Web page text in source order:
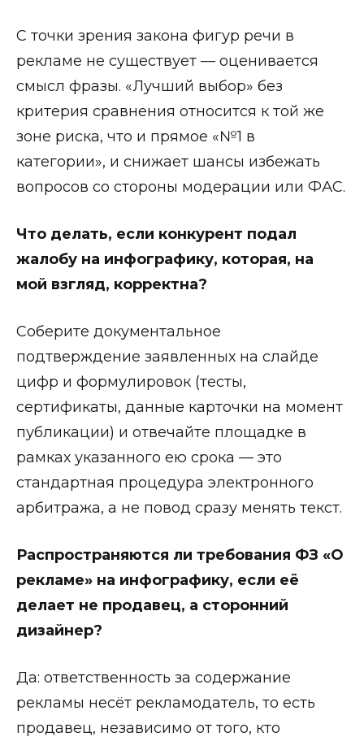
С точки зрения закона фигур речи в
рекламе не существует — оценивается
смысл фразы. «Лучший выбор» без
критерия сравнения относится к той же
зоне риска, что и прямое «№1 в
категории», и снижает шансы избежать
вопросов со стороны модерации или ФАС.
Что делать, если конкурент подал
жалобу на инфографику, которая, на
мой взгляд, корректна?
Соберите документальное
подтверждение заявленных на слайде
цифр и формулировок (тесты,
сертификаты, данные карточки на момент
публикации) и отвечайте площадке в
рамках указанного ею срока — это
стандартная процедура электронного
арбитража, а не повод сразу менять текст.
Распространяются ли требования ФЗ «О
рекламе» на инфографику, если её
делает не продавец, а сторонний
дизайнер?
Да: ответственность за содержание
рекламы несёт рекламодатель, то есть
продавец, независимо от того, кто